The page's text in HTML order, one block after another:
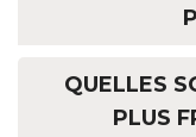
QUELLES
PLUS